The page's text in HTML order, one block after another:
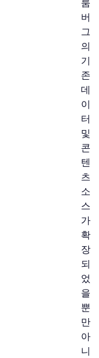
룸
버
그
의
기
존
데
이
터
및
콘
텐
츠
소
스
가
확
장
되
었
을
뿐
만
아
니